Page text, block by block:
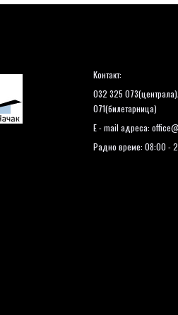
Контакт:
032 325
071(билетарница)
E - mail адреса:
Радно време: 08:00 -